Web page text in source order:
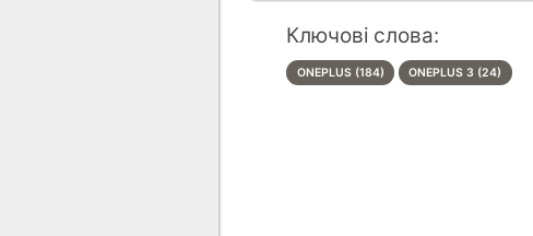
Ключові слова:
ONEPLUS (184) ONEPLUS 3 (24)